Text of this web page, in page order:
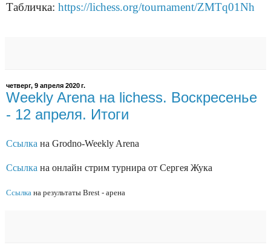
Табличка: https://lichess.org/tournament/ZMTq01Nh
четверг, 9 апреля 2020 г.
Weekly Arena на lichess. Воскресенье
- 12 апреля. Итоги
Ссылка на Grodno-Weekly Arena
Ссылка на онлайн стрим турнира от Сергея Жука
Ссылка на результаты Brest - арена